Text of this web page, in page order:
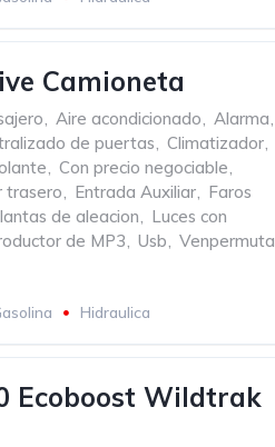
Camioneta
, Aire acondicionado, Alarma,
de puertas, Climatizador,
, Con precio negociable,
trasero, Entrada Auxiliar, Faros
de aleacion, Luces con
de MP3, Usb, Venpermuta
Hidraulica
Ecoboost Wildtrak